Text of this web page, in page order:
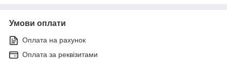
Умови оплати
Оплата на рахунок
Оплата за реквізитами